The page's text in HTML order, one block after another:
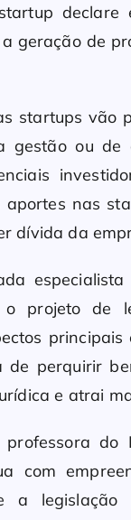
declare
geração de
startups vão
ou de
nas
dívida da
o projeto de
de perquirir
e atrai
professora
com
a legislação